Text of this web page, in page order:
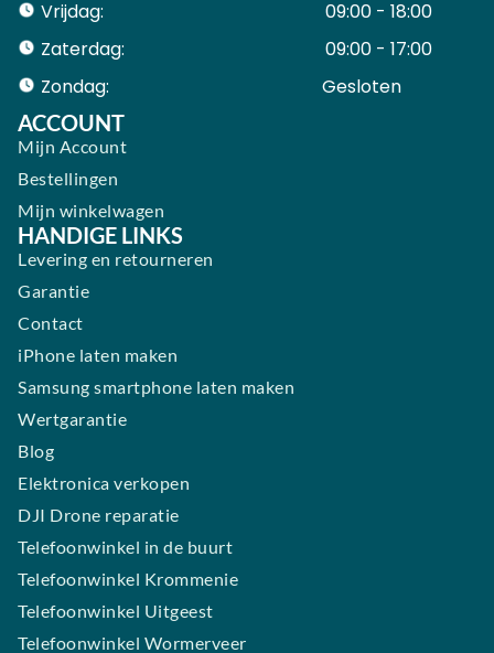
Vrijdag:
09:00 - 18:00
Zaterdag:
09:00 - 17:00
Zondag:
Gesloten ​ ​ ​ ​ ​ ​ ​
ACCOUNT
Mijn Account
Bestellingen
Mijn winkelwagen
HANDIGE LINKS
Levering en retourneren
Garantie
Contact
iPhone laten maken
Samsung smartphone laten maken
Wertgarantie
Blog
Elektronica verkopen
DJI Drone reparatie
Telefoonwinkel in de buurt
Telefoonwinkel Krommenie
Telefoonwinkel Uitgeest
Telefoonwinkel Wormerveer